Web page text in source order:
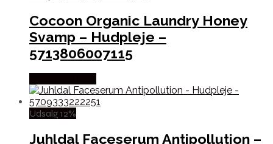
Cocoon Organic Laundry Honey
Svamp – Hudpleje –
5713806007115
Udsalg 12%
Juhldal Faceserum Antipollution –